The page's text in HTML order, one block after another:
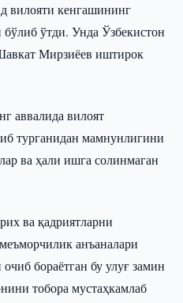
вилояти кенгашининг
бўлиб ўтди. Унда Ўзбекистон
Мирзиёев иштирок
аввалида вилоят
турганидан мамнунлигини
ва ҳали ишга солинмаган
ва қадриятларни
анъаналари
бораётган бу улуғ замин
тобора мустаҳкамлаб